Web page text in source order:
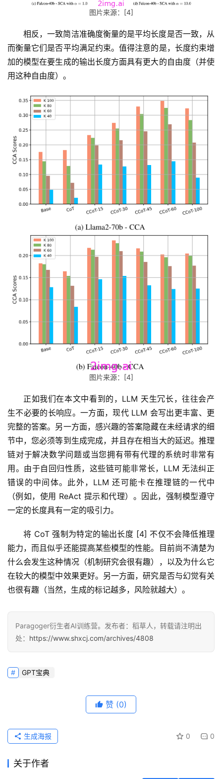
图片来源：[4]
相反，一致简洁准确度衡量的是平均长度是否一致，从
而衡量它们是否平均满足约束。值得注意的是，长度约束增
加的模型在要生成的输出长度方面具有更大的自由度（并使
用这种自由度）。
图片来源：[4]
正如我们在本文中看到的，LLM 天生冗长，往往会产
生不必要的长响应。一方面，现代 LLM 会写出更丰富、更
完整的答案。另一方面，感兴趣的答案隐藏在未经请求的细
节中，您必须等到生成完成，并且存在相当大的延迟。推理
链对于解决数学问题或当您拥有带有代理的系统时非常有
用。由于自回归性质，这些链可能非常长，LLM 无法纠正
错误的中间体。此外，LLM 还可能卡在推理链的一代中
（例如，使用 ReAct 提示和代理）。因此，强制模型遵守
一定的长度具有一定的吸引力。
将 CoT 强制为特定的输出长度 [4] 不仅不会降低推理
能力，而且似乎还能提高某些模型的性能。目前尚不清楚为
什么会发生这种情况（机制研究会很有趣），以及为什么它
在较大的模型中效果更好。另一方面，研究是否与幻觉有关
也很有趣（当然，生成的标记越多，风险就越大）。
Paragoger衍生者AI训练营。发布者：稻草人，转载请注明出
处： https://www.shxcj.com/archives/4808
GPT宝典
赞 (0)
0 0
生成海报
关于作者